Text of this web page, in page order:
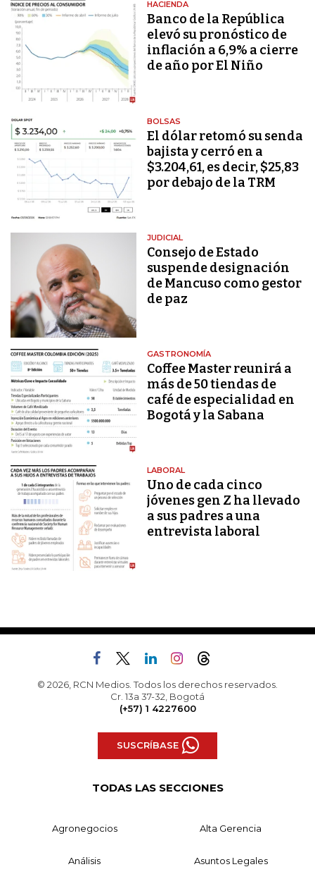
HACIENDA
Banco de la República
elevó su pronóstico de
inflación a 6,9% a cierre
de año por El Niño
BOLSAS
El dólar retomó su senda
bajista y cerró en a
$3.204,61, es decir, $25,83
por debajo de la TRM
JUDICIAL
Consejo de Estado
suspende designación
de Mancuso como gestor
de paz
GASTRONOMÍA
Coffee Master reunirá a
más de 50 tiendas de
café de especialidad en
Bogotá y la Sabana
LABORAL
Uno de cada cinco
jóvenes gen Z ha llevado
a sus padres a una
entrevista laboral
© 2026, RCN Medios. Todos los derechos reservados.
Cr. 13a 37-32, Bogotá
(+57) 1 4227600
SUSCRÍBASE
TODAS LAS SECCIONES
Agronegocios Alta Gerencia
Análisis Asuntos Legales